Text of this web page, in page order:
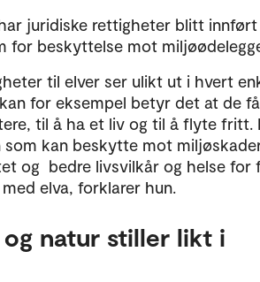
juridiske rettigheter blitt
for beskyttelse mot
til elver ser ulikt ut i hvert
for eksempel betyr det at de
til å ha et liv og til å flyte fritt.
kan beskytte mot
og bedre livsvilkår og helse for
elva, forklarer hun.
og natur stiller likt i